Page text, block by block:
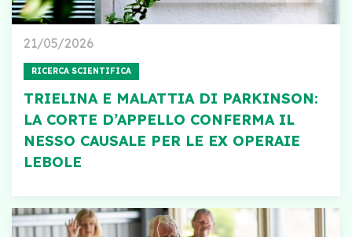
21/05/2026
RICERCA SCIENTIFICA
TRIELINA E MALATTIA DI PARKINSON:
LA CORTE D’APPELLO CONFERMA IL
NESSO CAUSALE PER LE EX OPERAIE
LEBOLE